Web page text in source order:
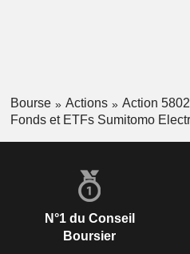
Bourse Actions
Action 5802
Fonds et ETFs Sumitomo
N°1 du Conseil
Boursier